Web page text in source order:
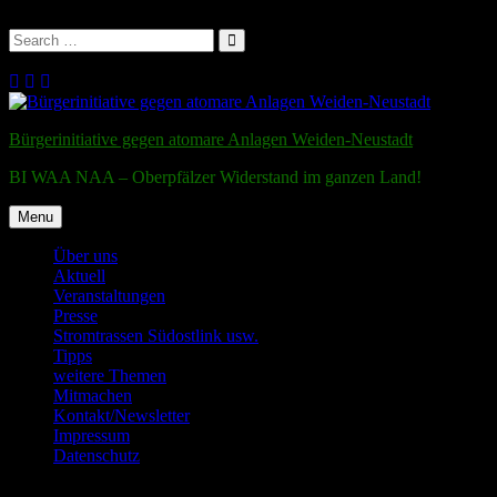
Search
for:
Search
to
content
Bürgerinitiative gegen atomare Anlagen Weiden-Neustadt
BI WAA NAA – Oberpfälzer Widerstand im ganzen Land!
Menu
Über uns
Aktuell
Veranstaltungen
Presse
Stromtrassen Südostlink usw.
Tipps
weitere Themen
Mitmachen
Kontakt/Newsletter
Impressum
Datenschutz